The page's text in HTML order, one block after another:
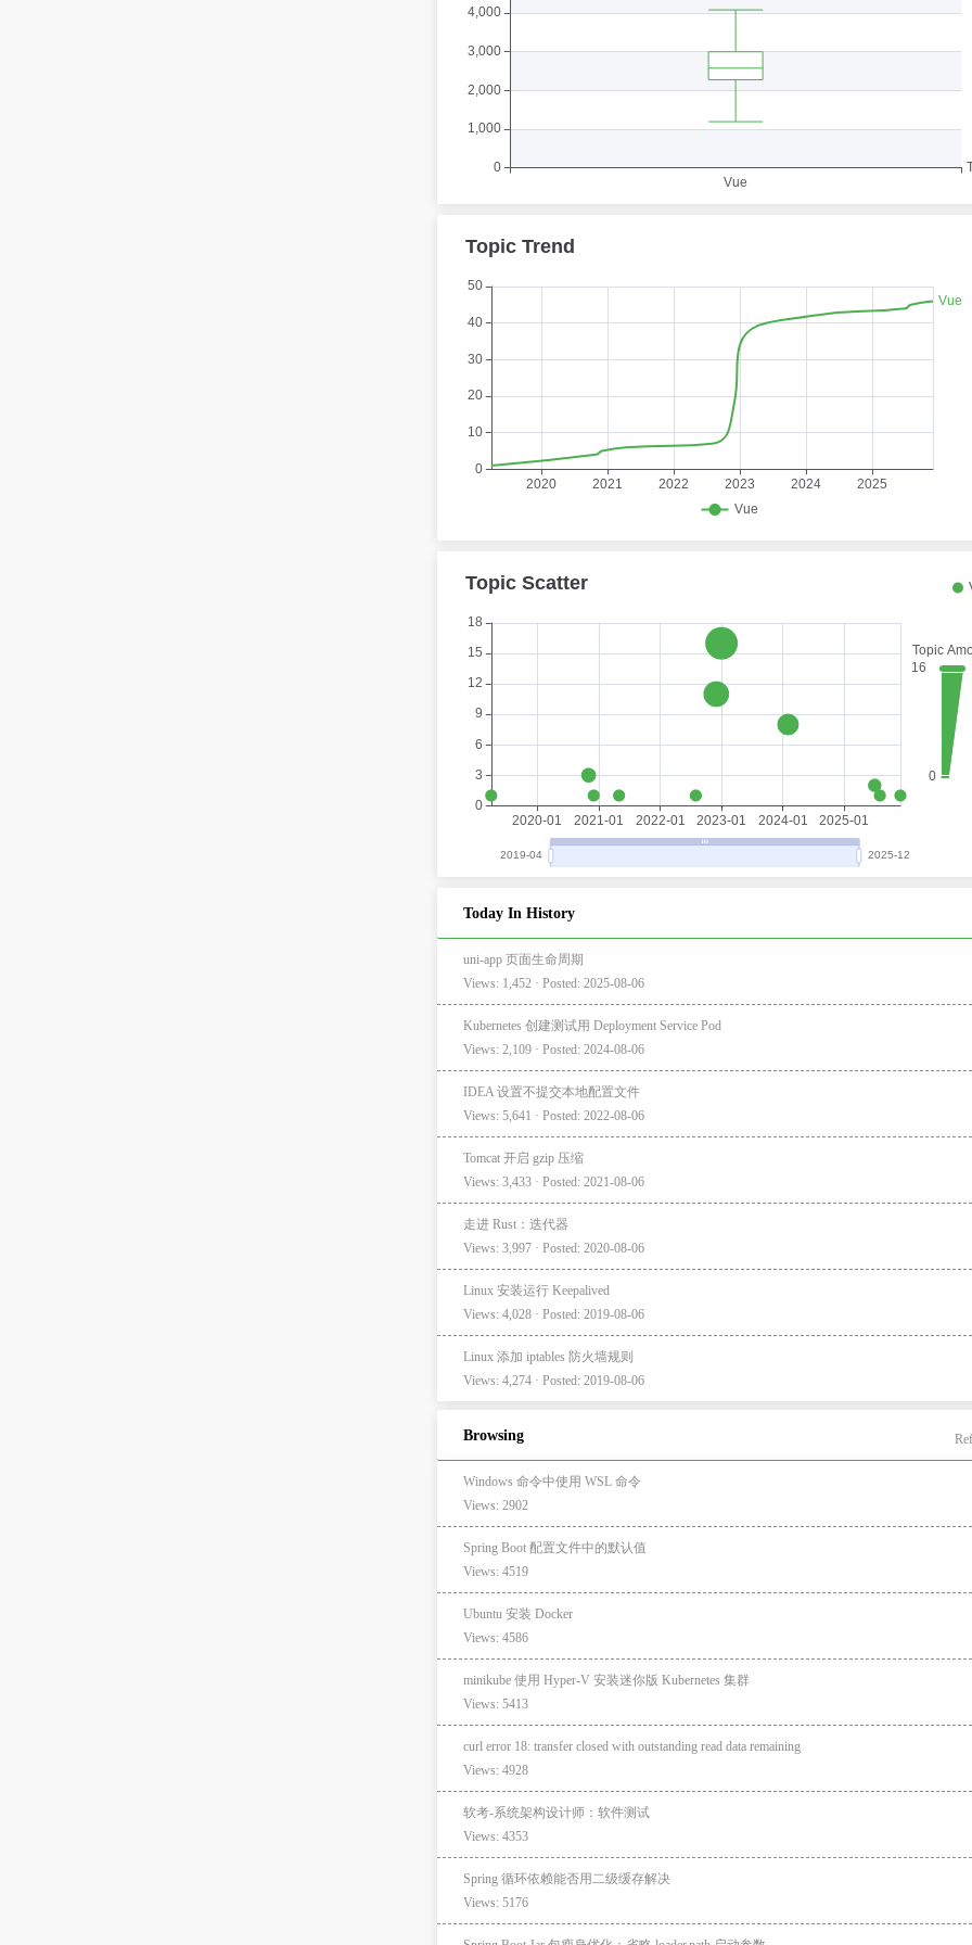
Today In History
uni-app 页面生命周期
Views: 1,452 · Posted: 2025-08-06
Kubernetes 创建测试用 Deployment Service Pod
Views: 2,109 · Posted: 2024-08-06
IDEA 设置不提交本地配置文件
Views: 5,641 · Posted: 2022-08-06
Tomcat 开启 gzip 压缩
Views: 3,433 · Posted: 2021-08-06
走进 Rust：迭代器
Views: 3,997 · Posted: 2020-08-06
Linux 安装运行 Keepalived
Views: 4,028 · Posted: 2019-08-06
Linux 添加 iptables 防火墙规则
Views: 4,274 · Posted: 2019-08-06
Browsing
Windows 命令中使用 WSL 命令
Views: 2902
Spring Boot 配置文件中的默认值
Views: 4519
Ubuntu 安装 Docker
Views: 4586
minikube 使用 Hyper-V 安装迷你版 Kubernetes 集群
Views: 5413
curl error 18: transfer closed with outstanding read data remaining
Views: 4928
软考-系统架构设计师：软件测试
Views: 4353
Spring 循环依赖能否用二级缓存解决
Views: 5176